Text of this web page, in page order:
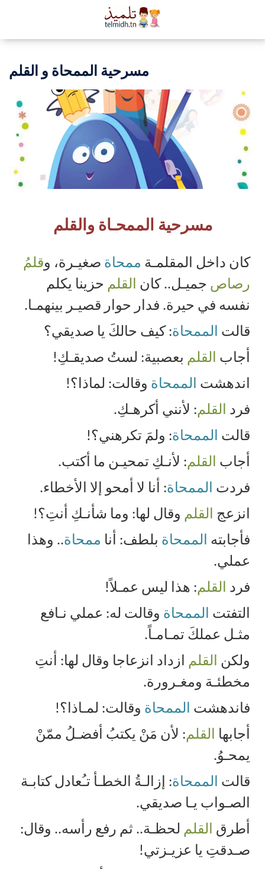
مسرحية الممحاة و القلم
مسرحية الممحـاة والقلم
كان داخل المقلمـة ممحاة صغيـرة، وقلمُ
رصاص جميـل.. كان القلم حزينا يكلم
نفسه في حيرة. فدار حوار قصيـر بينهمـا.
قالت
الممحاة: كيف حالكَ يا صديقي؟
أجاب
القلم بعصبية: لستُ صديقـكِ!
اندهشت الممحاة وقالت: لماذا؟!
فرد
القلم: لأنني أكرهـكِ.
قالت
الممحاة: ولمَ تكرهني؟!
أجاب
القلم: لأنـكِ تمحيـن ما أكتب.
فردت
الممحاة: أنا لا أمحو إلا الأخطاء.
انزعج
القلم وقال لها: وما شأنـكِ أنتِ؟!
فأجابته
الممحاة بلطف: أنا ممحاة.. وهذا
عملي.
فرد
القلم: هذا ليس عمـلاً!
التفتت
الممحاة وقالت له: عملي نـافع
مثـل عملكَ تمـامـاً.
ولكن
القلم
ازداد انزعاجا وقال لها: أنتِ
مخطئـة ومغـرورة.
فاندهشت
الممحاة وقالت: لمـاذا؟!
أجابها
القلم: لأن مَنْ يكتبُ أفضـلُ ممّنْ
يمحـوُ.
قالت
الممحاة: إزالـةُ الخطـأ تـُعادل كتابـة
الصـواب يـا صديقي.
أطرق
القلم لحظـة.. ثم رفع رأسه.. وقال:
صـدقتِ يا عزيـزتي!